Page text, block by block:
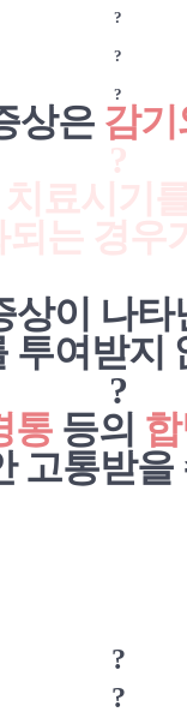
?
?
?
상은 감
상이 나
투여받지
?
통 등의
고통받
?
?